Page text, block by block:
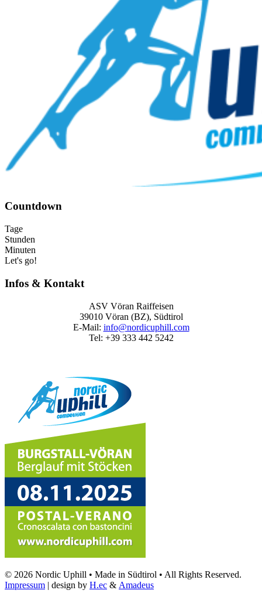
Countdown
Tage
Stunden
Minuten
Let's go!
Infos & Kontakt
ASV Vöran Raiffeisen
39010 Vöran (BZ), Südtirol
E‑Mail: info@nordicuphill.com
Tel: +39 333 442 5242
© 2026 Nordic Uphill • Made in Südtirol • All Rights Reserved.
Impressum | design by H.ec & Amadeus